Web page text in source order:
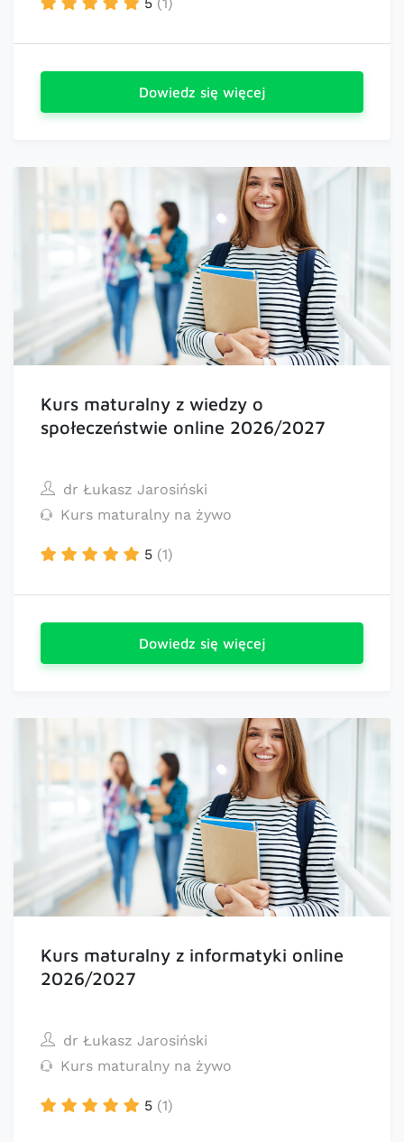
Dowiedz się więcej
Kurs maturalny z wiedzy o
społeczeństwie online 2026/2027
dr Łukasz Jarosiński
Kurs maturalny na żywo
5 (1)
Dowiedz się więcej
Kurs maturalny z informatyki online
2026/2027
dr Łukasz Jarosiński
Kurs maturalny na żywo
5 (1)